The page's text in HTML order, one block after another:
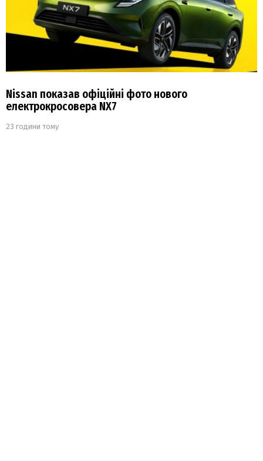
Nissan показав офіційні фото нового
електрокросовера NX7
23 години тому